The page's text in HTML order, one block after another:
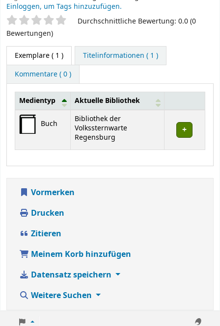
Einloggen, um Tags hinzuzufügen.
SternchenbewertungDurchschnittliche Bewertung: 0.0 (0
Bewertungen)
Exemplare( 1 )
Titelinformationen ( 1 )
Kommentare ( 0 )
Exemplare
Medientyp Aktuelle Bibliothek
Buch
Bibliothek der
Volkssternwarte
Regensburg
Vormerken
Drucken
Zitieren
Meinem Korb hinzufügen
Datensatz speichern
Weitere Suchen